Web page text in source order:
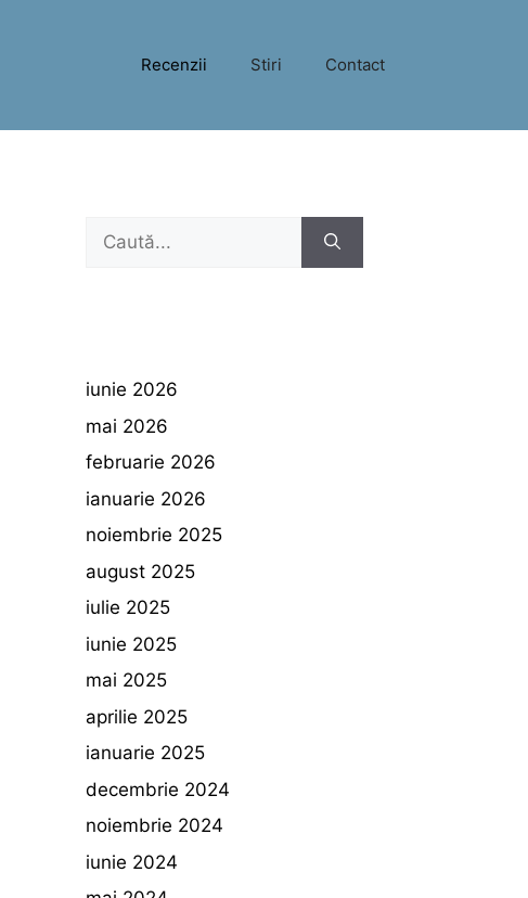
Recenzii Stiri Contact
Caută
iunie 2026
mai 2026
februarie 2026
ianuarie 2026
noiembrie 2025
august 2025
iulie 2025
iunie 2025
mai 2025
aprilie 2025
ianuarie 2025
decembrie 2024
noiembrie 2024
iunie 2024